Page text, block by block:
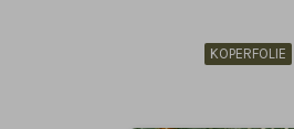
KOPERFOLIE